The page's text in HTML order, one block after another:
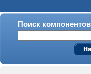
Поиск компонентов